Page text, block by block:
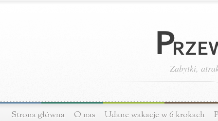
Zabytki,
Strona główna O nas Udane wakacje w 6 krokach